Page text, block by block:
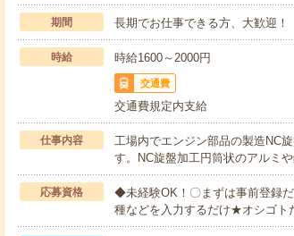
期間 長期でお仕事できる方、大歓迎！
時給 時給1600～2000円
交通費
交通費規定内支給
仕事内容
工場内でエンジン部品の製造NC
す。NC旋盤加工円筒状のアルミ
応募資格
◆未経験OK！〇まずは事前登録
種などを入力するだけ★オシゴト